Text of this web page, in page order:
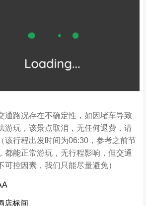
面宽阔，它美丽而淡雅地躺在群山环抱中，
“摄影家的天堂”——新都桥。
山，海拔4270米。
）成都—康定—鱼子西—新都桥
合出发，从成都出发经雅康高速公路
到天全，再到甘孜泸定，雅康高速一
渡河谷】（川西最大最深峡谷）前往
康定】一览康巴文化，征服塞外屏障